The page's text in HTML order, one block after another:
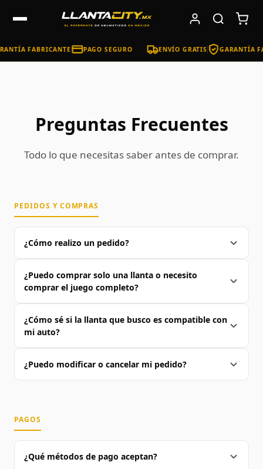
FABRICANTE PAGO SEGURO ENVÍO GRATIS GARANTÍA
Preguntas Frecuentes
Todo lo que necesitas saber antes de comprar.
PEDIDOS Y COMPRAS
¿Cómo realizo un pedido?
¿Puedo comprar solo una llanta o necesito
comprar el juego completo?
¿Cómo sé si la llanta que busco es compatible con
mi auto?
¿Puedo modificar o cancelar mi pedido?
PAGOS
¿Qué métodos de pago aceptan?